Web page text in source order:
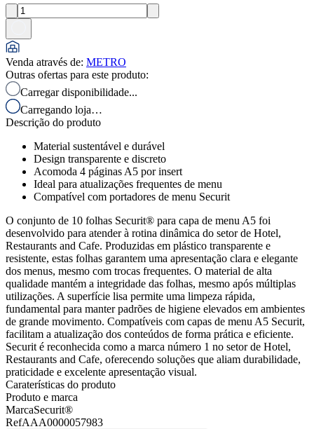
Venda através de: METRO
Outras ofertas para este produto:
Carregar disponibilidade...
Carregando loja…
Descrição do produto
Material sustentável e durável
Design transparente e discreto
Acomoda 4 páginas A5 por insert
Ideal para atualizações frequentes de menu
Compatível com portadores de menu Securit
O conjunto de 10 folhas Securit® para capa de menu A5 foi
desenvolvido para atender à rotina dinâmica do setor de Hotel,
Restaurants and Cafe. Produzidas em plástico transparente e
resistente, estas folhas garantem uma apresentação clara e elegante
dos menus, mesmo com trocas frequentes. O material de alta
qualidade mantém a integridade das folhas, mesmo após múltiplas
utilizações. A superfície lisa permite uma limpeza rápida,
fundamental para manter padrões de higiene elevados em ambientes
de grande movimento. Compatíveis com capas de menu A5 Securit,
facilitam a atualização dos conteúdos de forma prática e eficiente.
Securit é reconhecida como a marca número 1 no setor de Hotel,
Restaurants and Cafe, oferecendo soluções que aliam durabilidade,
praticidade e excelente apresentação visual.
Caraterísticas do produto
Produto e marca
MarcaSecurit®
RefAAA0000057983